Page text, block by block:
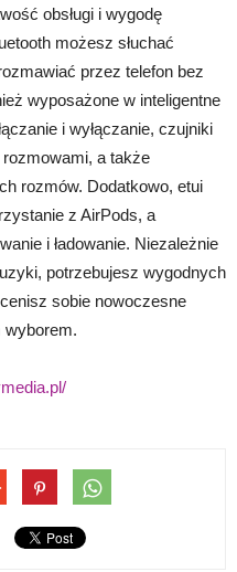
obsługi i wygodę
możesz słuchać
przez telefon bez
wyposażone w inteligentne
i wyłączanie, czujniki
a także
rozmów. Dodatkowo, etui
z AirPods, a
i ładowanie. Niezależnie
potrzebujesz wygodnych
sobie nowoczesne
wyborem.